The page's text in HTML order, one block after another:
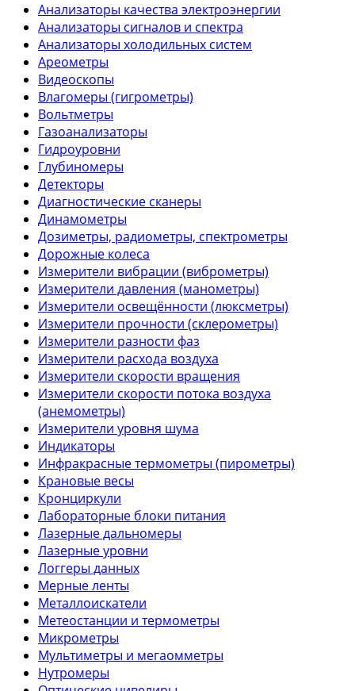
Анализаторы качества электроэнергии
Анализаторы сигналов и спектра
Анализаторы холодильных систем
Ареометры
Видеоскопы
Влагомеры (гигрометры)
Вольтметры
Газоанализаторы
Гидроуровни
Глубиномеры
Детекторы
Диагностические сканеры
Динамометры
Дозиметры, радиометры, спектрометры
Дорожные колеса
Измерители вибрации (виброметры)
Измерители давления (манометры)
Измерители освещённости (люксметры)
Измерители прочности (склерометры)
Измерители разности фаз
Измерители расхода воздуха
Измерители скорости вращения
Измерители скорости потока воздуха
(анемометры)
Измерители уровня шума
Индикаторы
Инфракрасные термометры (пирометры)
Крановые весы
Кронциркули
Лабораторные блоки питания
Лазерные дальномеры
Лазерные уровни
Логгеры данных
Мерные ленты
Металлоискатели
Метеостанции и термометры
Микрометры
Мультиметры и мегаомметры
Нутромеры